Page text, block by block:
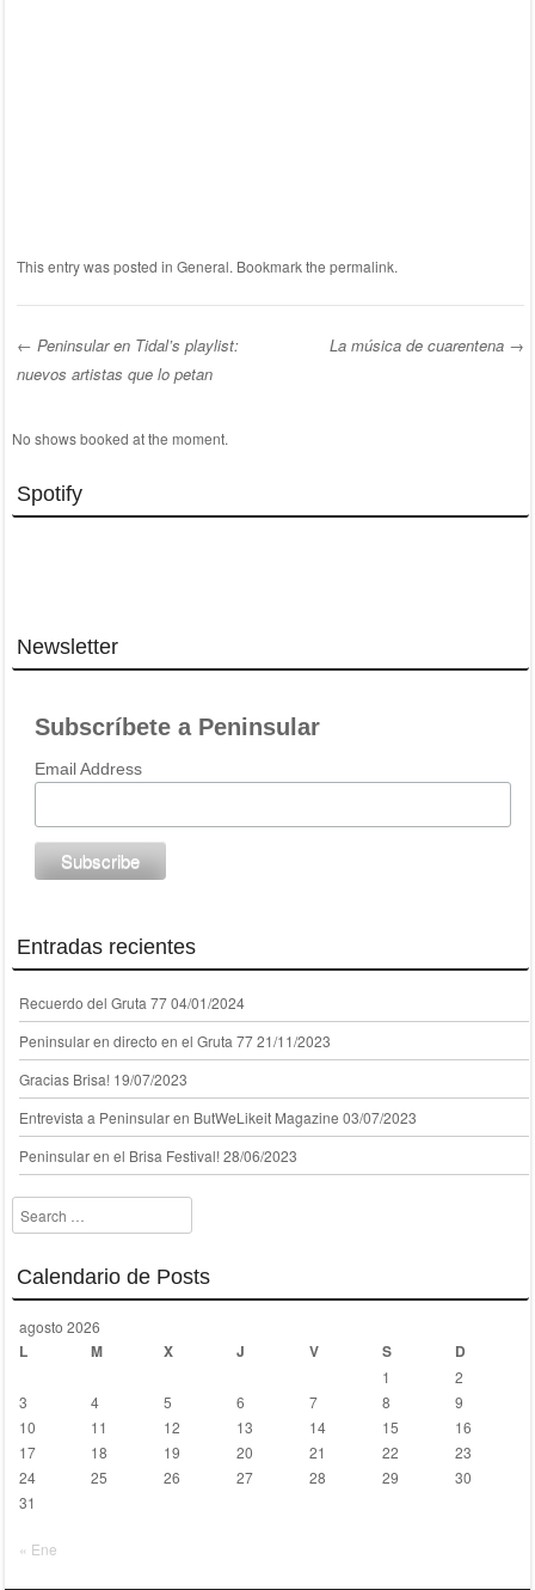
This entry was posted in General. Bookmark the permalink.
Post navigation
← Peninsular en Tidal’s playlist:
nuevos artistas que lo petan
La música de cuarentena →
No shows booked at the moment.
Spotify
Newsletter
Subscríbete a Peninsular
Email Address
Entradas recientes
Recuerdo del Gruta 7704/01/2024
Peninsular en directo en el Gruta 7721/11/2023
Gracias Brisa! 19/07/2023
Entrevista a Peninsular en ButWeLikeit Magazine 03/07/2023
Peninsular en el Brisa Festival!28/06/2023
Search
Calendario de Posts
agosto 2026
L M X J V S D
1
2
3
4 5 6 7 8
9
10
11 12 13 14 15
16
17
18 19 20 21 22
23
24
25 26 27 28 29
30
31
« Ene